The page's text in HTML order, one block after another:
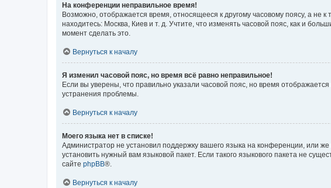
На конференции неправильное время!
Возможно, отображается время, относящееся к другому часовому поясу, а не
находитесь: Москва, Киев и т. д. Учтите, что изменять часовой пояс, как и
момент сделать это.
Вернуться к началу
Я изменил часовой пояс, но время всё равно неправильное!
Если вы уверены, что правильно указали часовой пояс, но время
устранения проблемы.
Вернуться к началу
Моего языка нет в списке!
Администратор не установил поддержку вашего языка на конференции, или
установить нужный вам языковой пакет. Если такого языкового пакета не
сайте phpBB®.
Вернуться к началу